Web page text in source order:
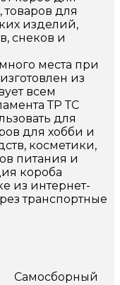
товаров для
изделий,
снеков и
места при
из
всем
ТР ТС
для
для хобби и
косметики,
питания и
короба
из интернет-
транспортные
Самосборный